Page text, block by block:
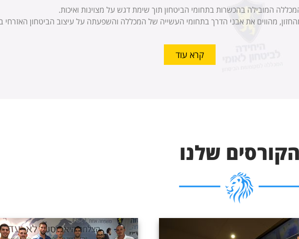
קרא עוד
המובילה בהכשרות בתחומי הביטחון תוך שימת דגש על מצוינות ואיכות.
מהווים את אבני הדרך בתחומי העשייה של המכללה והשפעתה על עיצוב הביטחון האזרחי
קרא עוד
שלנו